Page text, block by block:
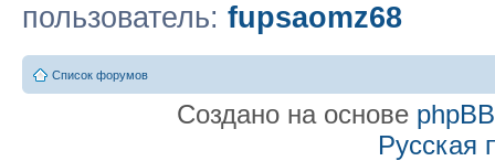
пользователь: fupsaomz68
Список форумов
Создано на основе phpBB
Русская